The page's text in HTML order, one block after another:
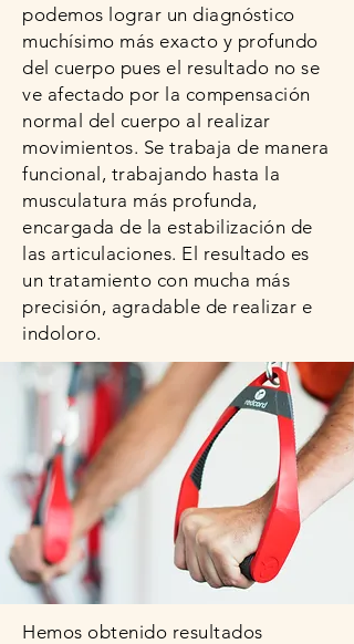
Hemos obtenido resultados
podemos lograr un diagnóstico
muchísimo más exacto y profundo
del cuerpo pues el resultado no se
ve afectado por la compensación
normal del cuerpo al realizar
movimientos. Se trabaja de manera
funcional, trabajando hasta la
musculatura más profunda,
encargada de la estabilización de
las articulaciones. El resultado es
un tratamiento con mucha más
precisión, agradable de realizar e
indoloro.